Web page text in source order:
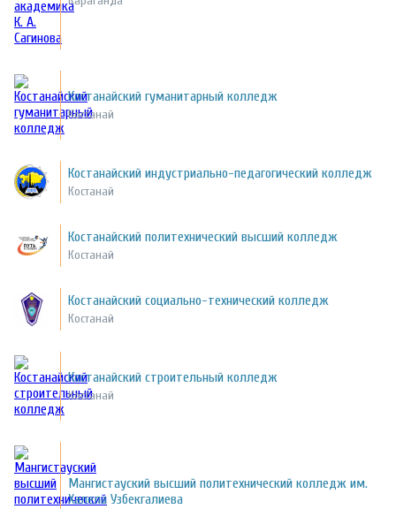
Костанайский гуманитарный колледж
Костанай
Костанайский индустриально-педагогический колледж
Костанай
Костанайский политехнический высший колледж
Костанай
Костанайский социально-технический колледж
Костанай
Костанайский строительный колледж
Костанай
Мангистауский высший политехнический колледж им.
Халела Узбекгалиева